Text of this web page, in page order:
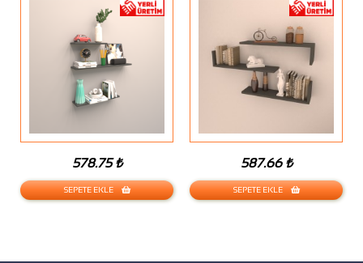
578.75 ₺
SEPETE EKLE
587.66 ₺
SEPETE EKLE